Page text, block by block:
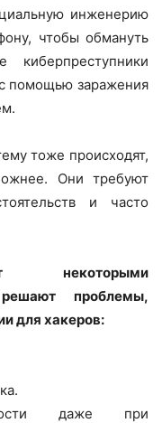
инженерию
чтобы обмануть
киберпреступники
помощью заражения
тоже происходят,
Они требуют
и часто
некоторыми
проблемы,
для хакеров:
даже при